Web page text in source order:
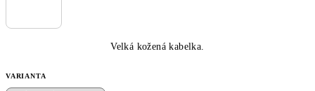
Velká kožená kabelka.
VARIANTA